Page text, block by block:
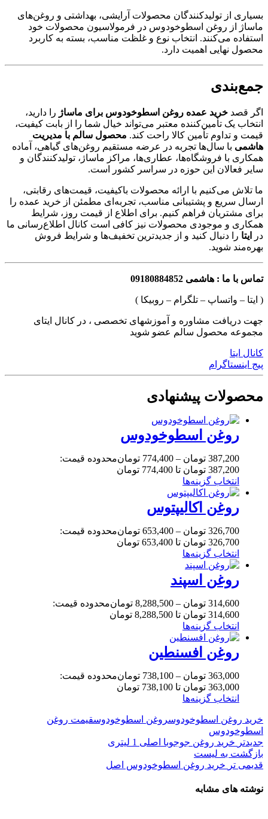
بسیاری از تولیدکنندگان محصولات آرایشی، بهداشتی و روغن‌های
ماساژ از روغن اسطوخودوس در فرمولاسیون محصولات خود
استفاده می‌کنند. انتخاب نوع و غلظت مناسب، بسته به کاربرد
محصول نهایی اهمیت دارد.
جمع‌بندی
اگر قصد خرید عمده روغن اسطوخودوس برای ماساژ را دارید،
انتخاب یک تأمین‌کننده معتبر می‌تواند خیال شما را از بابت کیفیت،
قیمت و تداوم تأمین کالا راحت کند. محصول سالم با مدیریت
هاشمی با سال‌ها تجربه در عرضه مستقیم روغن‌های گیاهی، آماده
همکاری با فروشگاه‌ها، عطاری‌ها، مراکز ماساژ، تولیدکنندگان و
سایر فعالان این حوزه در سراسر کشور است.
ما تلاش می‌کنیم با ارائه محصولات باکیفیت، قیمت‌های رقابتی،
ارسال سریع و پشتیبانی مناسب، تجربه‌ای مطمئن از خرید عمده را
برای مشتریان فراهم کنیم. برای اطلاع از قیمت روز، شرایط
همکاری و موجودی محصولات نیز کافی است کانال اطلاع‌رسانی ما
در
ایتا را دنبال کنید و از جدیدترین تخفیف‌ها و شرایط فروش
بهره‌مند شوید.
تماس با ما : هاشمی 09180884852
( ایتا – واتساپ – تلگرام – روبیکا )
جهت دریافت مشاوره و آموزشهای تخصصی ، در کانال ایتای
مجموعه محصول سالم عضو شوید
کانال ایتا
پیج اینستاگرام
محصولات پیشنهادی
روغن اسطوخودوس
387,200 تومان –
774,400 تومانمحدوده قیمت:
387,200 تومان تا 774,400 تومان
انتخاب گزینه‌ها
روغن اکالیپتوس
326,700 تومان –
653,400 تومانمحدوده قیمت:
326,700 تومان تا 653,400 تومان
انتخاب گزینه‌ها
روغن اسپند
314,600 تومان –
8,288,500 تومانمحدوده قیمت:
314,600 تومان تا 8,288,500 تومان
انتخاب گزینه‌ها
روغن افسنطین
363,000 تومان –
738,100 تومانمحدوده قیمت:
363,000 تومان تا 738,100 تومان
انتخاب گزینه‌ها
خرید روغن اسطوخودوسروغن اسطوخودوسقیمت روغن
اسطوخودوس
جدیدتر خرید روغن جوجوبا اصلی 1 لیتری
بازگشت به لیست
قدیمی تر خرید روغن اسطوخودوس اصل
نوشته های مشابه